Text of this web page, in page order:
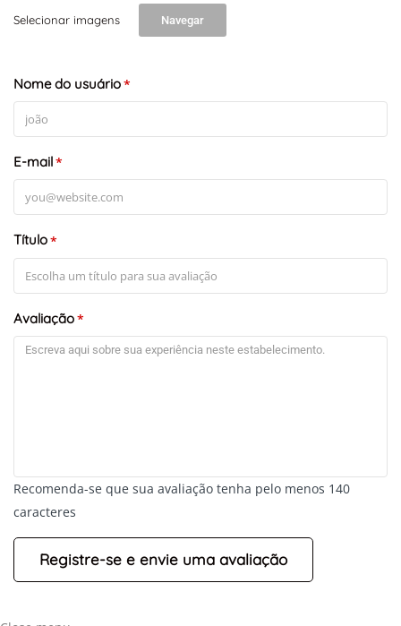
+-
Leaflet
Selecionar imagens Navegar
Nome do usuário*
E-mail*
Título*
Avaliação*
Recomenda-se que sua avaliação tenha pelo menos 140
caracteres